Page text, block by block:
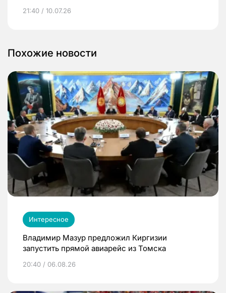
21:40 / 10.07.26
Похожие новости
Интересное
Владимир Мазур предложил Киргизии
запустить прямой авиарейс из Томска
20:40 / 06.08.26